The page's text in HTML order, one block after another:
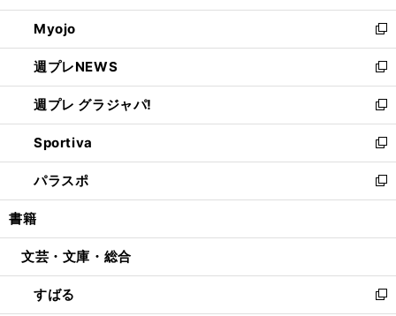
開
く
ウ
で
開
く
ン
ド
ウ
で
開
く
ウ
ィ
ン
ド
ウ
で
開
く
Myojo
新
し
い
ウ
ィ
ン
ド
ウ
で
開
週プレNEWS
新
し
い
ウ
ィ
ン
ド
ウ
開
週プレ グラジャパ!
新
し
い
ウ
ィ
ン
ウ
開
く
Sportiva
新
し
い
ウ
ン
ウ
で
パラスポ
新
し
ウ
ン
ド
書籍
文芸・文庫・総合
すばる
新